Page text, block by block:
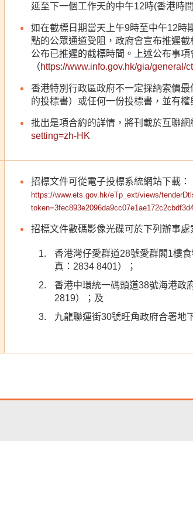
延至下一個工作天的中午12時(香港時
如在截標日期當天上午9時至中午12時
點的公眾通道受阻，政府會宣布推遲
公布已推遲的截標時間。上述公布事
（https://www.info.gov.hk/gia/general/
香港特別行政區政府不一定採納索價
的投標書）或任何一份投標書，並有
批出是項合約的詳情，將刊載於互聯網
setting=zh-HK
招標文件可從電子投標系統網站下載：
https://www.ets.gov.hk/eTp_ext/views/
招標文件數碼影像光碟可於下列辦事處
香港灣仔愛群道28號愛群閣1樓
真：2834 8401）；
香港中環統一碼頭道38號海港政
2819）；及
九龍聯運街30號旺角政府合署地